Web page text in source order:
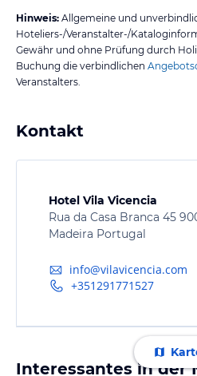
Hinweis: Allgemeine und
Hoteliers-/Veranstalter-/
Gewähr und ohne Prüfung durch
Buchung die verbindlichen
Veranstalters.
Kontakt
Hotel Vila Vicencia
Rua da Casa Branca 45
Madeira Portugal
info@vilavicencia.com
+351291771527
Interessantes in der